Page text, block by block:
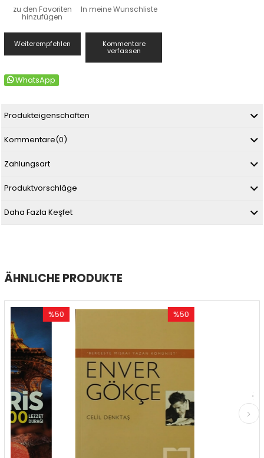
zu den Favoriten
hinzufügen
In meine Wunschliste
Weiterempfehlen Kommentare
verfassen
WhatsApp
Produkteigenschaften
Kommentare(0)
Zahlungsart
Produktvorschläge
Daha Fazla Keşfet
ÄHNLICHE PRODUKTE
Rabatt
%50Rabatt